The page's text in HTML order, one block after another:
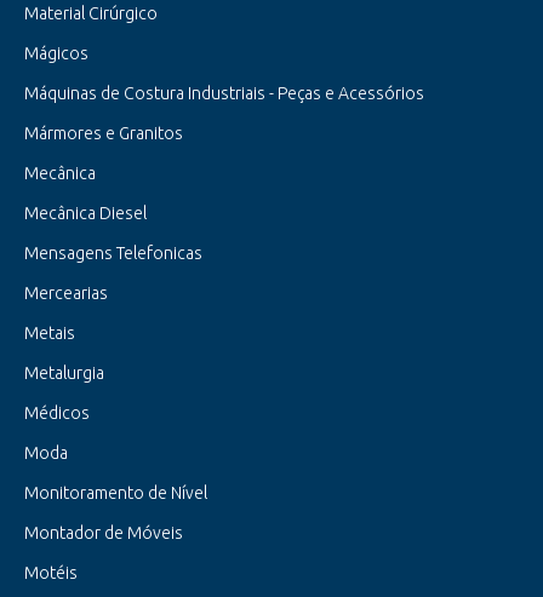
Material Cirúrgico
Mágicos
Máquinas de Costura Industriais - Peças e Acessórios
Mármores e Granitos
Mecânica
Mecânica Diesel
Mensagens Telefonicas
Mercearias
Metais
Metalurgia
Médicos
Moda
Monitoramento de Nível
Montador de Móveis
Motéis